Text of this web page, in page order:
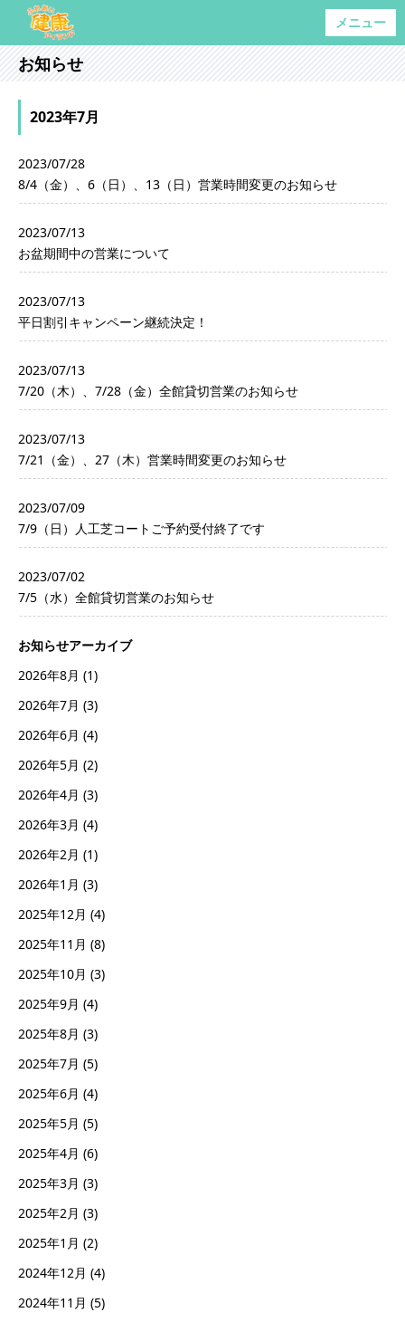
メニュー
お知らせ
2023年7月
2023/07/28
8/4（金）、6（日）、13（日）営業時間変更のお知らせ
2023/07/13
お盆期間中の営業について
2023/07/13
平日割引キャンペーン継続決定！
2023/07/13
7/20（木）、7/28（金）全館貸切営業のお知らせ
2023/07/13
7/21（金）、27（木）営業時間変更のお知らせ
2023/07/09
7/9（日）人工芝コートご予約受付終了です
2023/07/02
7/5（水）全館貸切営業のお知らせ
お知らせアーカイブ
2026年8月 (1)
2026年7月 (3)
2026年6月 (4)
2026年5月 (2)
2026年4月 (3)
2026年3月 (4)
2026年2月 (1)
2026年1月 (3)
2025年12月 (4)
2025年11月 (8)
2025年10月 (3)
2025年9月 (4)
2025年8月 (3)
2025年7月 (5)
2025年6月 (4)
2025年5月 (5)
2025年4月 (6)
2025年3月 (3)
2025年2月 (3)
2025年1月 (2)
2024年12月 (4)
2024年11月 (5)